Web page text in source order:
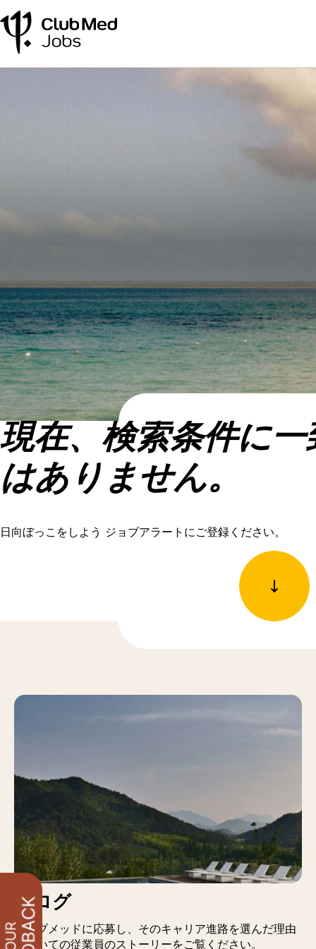
現在、検索条件に
はありません。
日向ぼっこをしよう ジョブアラートにご登録ください。
ブログ
クラブメッドに応募し、そのキャリア進路を選んだ理由
についての従業員のストーリーをご覧ください。